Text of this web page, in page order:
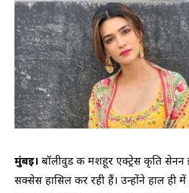
मुंबई। बॉलीवुड की मशहूर एक्ट्रेस कृति सेनन
सक्सेस हासिल कर रही हैं। उन्होंने हाल ही में